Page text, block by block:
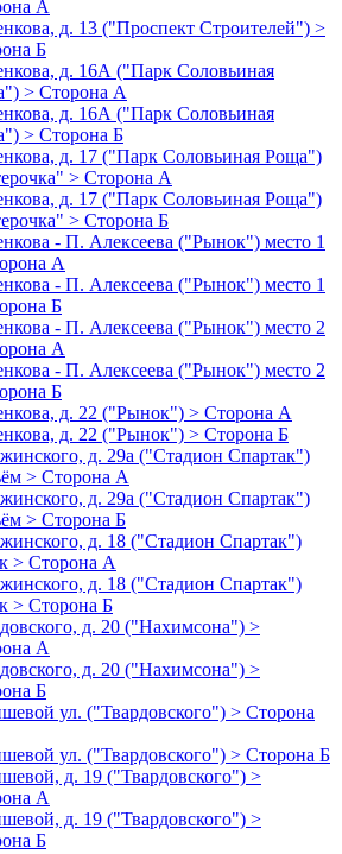
А
д. 13 ("Проспект Строителей") >
Б
д. 16А ("Парк Соловьиная
> Сторона А
д. 16А ("Парк Соловьиная
> Сторона Б
д. 17 ("Парк Соловьиная Роща")
> Сторона А
д. 17 ("Парк Соловьиная Роща")
> Сторона Б
- П. Алексеева ("Рынок") место 1
А
- П. Алексеева ("Рынок") место 1
Б
- П. Алексеева ("Рынок") место 2
А
- П. Алексеева ("Рынок") место 2
Б
д. 22 ("Рынок") > Сторона А
д. 22 ("Рынок") > Сторона Б
д. 29а ("Стадион Спартак")
> Сторона А
д. 29а ("Стадион Спартак")
> Сторона Б
д. 18 ("Стадион Спартак")
> Сторона А
д. 18 ("Стадион Спартак")
> Сторона Б
д. 20 ("Нахимсона") >
А
д. 20 ("Нахимсона") >
Б
ул. ("Твардовского") > Сторона
ул. ("Твардовского") > Сторона Б
д. 19 ("Твардовского") >
А
д. 19 ("Твардовского") >
Б